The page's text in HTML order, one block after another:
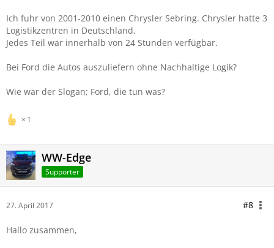
Ich fuhr von 2001-2010 einen Chrysler Sebring. Chrysler hatte 3
Logistikzentren in Deutschland.
Jedes Teil war innerhalb von 24 Stunden verfügbar.
Bei Ford die Autos auszuliefern ohne Nachhaltige Logik?
Wie war der Slogan; Ford, die tun was?
1
WW-Edge
Supporter
27. April 2017 #8
Hallo zusammen,